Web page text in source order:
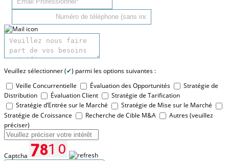
Veuillez sélectionner (✔) parmi les options suivantes :
Veille Concurrentielle
Évaluation des Opportunités
Stratégie de
Distribution
Évaluation Client
Stratégie de Tarification
Stratégie d’Entrée sur le Marché
Stratégie de Mise sur le Marché
Stratégie de Croissance
Recherche de Cible M&A
Autres (veuillez
préciser)
Captcha